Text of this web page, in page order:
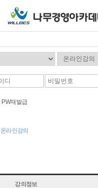
PW재발급
온라인강의
강의정보